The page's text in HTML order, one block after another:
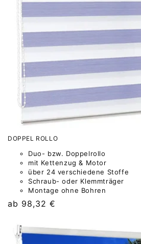
DOPPEL ROLLO
Duo- bzw. Doppelrollo
mit Kettenzug & Motor
über 24 verschiedene Stoffe
Schraub- oder Klemmträger
Montage ohne Bohren
Normaler
ab 98,32 €